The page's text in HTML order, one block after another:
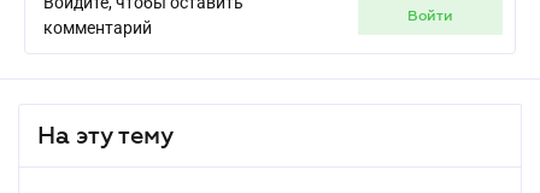
комментарий
войти
На эту тему